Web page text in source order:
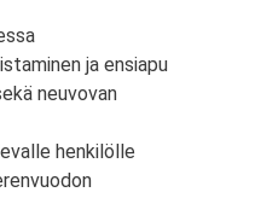
ja ensiapu
neuvovan
henkilölle